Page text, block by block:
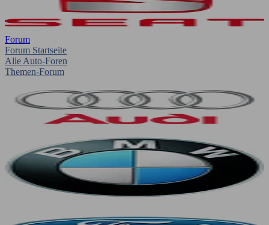
Forum
Forum Startseite
Alle Auto-Foren
Themen-Forum